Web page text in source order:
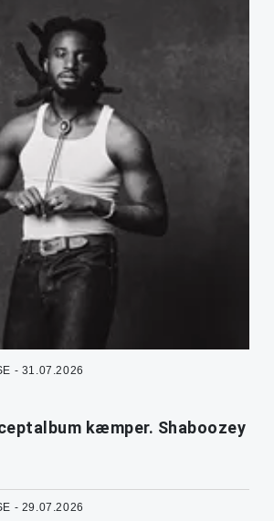
- 31.07.2026
kæmper. Shaboozey
- 29.07.2026